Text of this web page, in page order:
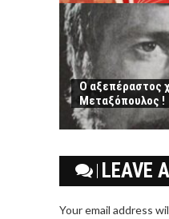
Ο αξεπέραστος
Μεταξόπουλος !
LEAVE
Your email address